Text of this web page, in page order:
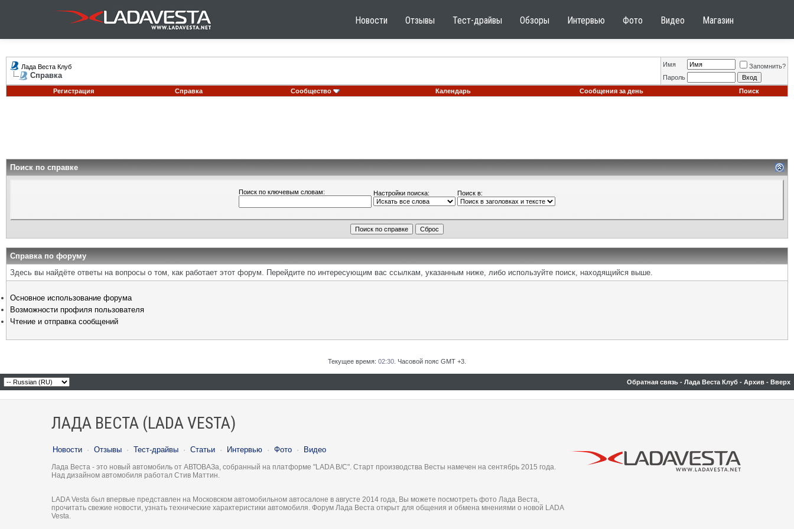
Новости Отзывы Тест-драйвы Обзоры Интервью Фото Видео Магазин
Лада Веста Клуб
Справка
Имя
Запомнить?
Пароль
Регистрация
Справка Сообщество Календарь Сообщения за день Поиск
Поиск по справке
Поиск по ключевым словам: Настройки поиска: Поиск в:
Справка по форуму
Здесь вы найдёте ответы на вопросы о том, как работает этот форум. Перейдите по интересующим вас ссылкам, указанным ниже, либо используйте поиск, находящийся выше.
Основное использование форума
Возможности профиля пользователя
Чтение и отправка сообщений
Текущее время: 02:30 . Часовой пояс GMT +3.
Обратная связь - Лада Веста Клуб - Архив - Вверх
ЛАДА ВЕСТА (LADA VESTA)
Новости · Отзывы · Тест-драйвы · Статьи · Интервью · Фото · Видео
Лада Веста - это новый автомобиль от АВТОВАЗа, собранный на платформе "LADA B/C". Старт производства Весты намечен на сентябрь 2015 года.
Над дизайном автомобиля работал Стив Маттин.
LADA Vesta был впервые представлен на Московском автомобильном автосалоне в августе 2014 года, Вы можете посмотреть фото Лада Веста,
прочитать свежие новости, узнать технические характеристики автомобиля. Форум Лада Веста открыт для общения и обмена мнениями о новой LADA
Vesta.